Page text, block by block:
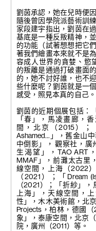
劉茵承認，她在兒時便
隨後曾因學院派藝術訓
家段建宇指出，劉茵在
基底是一種反叛精神，
的功能（試著想想把它
著我們繪畫本來就不是
容成人世界的貪婪、慾
的叛離是通過打破畫面
的，她不討好誰，也不
些什麼呢？劉茵就是一
感受，照見本真的自己。
劉茵的近期個展包括：
「春」，馬凌畫廊，
間，北京（2015）；
Ashamed…」，舊金山
中倒影」， 觀察社，
生渴望」，TAO ART
MMAF 」，前灘太古里
線空間，上海（2022
（2021 ）；「 Dream
（2021 ）；「折紗」，
上海」，天線空間，
性」，木木美術館，北
Projects ，柏林，德國（
象」，泰康空間，北京（
院，廣州（2011 ）等。